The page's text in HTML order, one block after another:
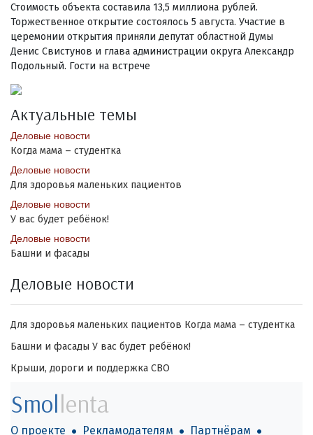
Стоимость объекта составила 13,5 миллиона рублей.
Торжественное открытие состоялось 5 августа. Участие в
церемонии открытия приняли депутат областной Думы
Денис Свистунов и глава администрации округа Александр
Подольный. Гости на встрече
Актуальные темы
Деловые новости
Когда мама – студентка
Деловые новости
Для здоровья маленьких пациентов
Деловые новости
У вас будет ребёнок!
Деловые новости
Башни и фасады
Деловые новости
Для здоровья маленьких пациентов Когда мама – студентка
Башни и фасады У вас будет ребёнок!
Крыши, дороги и поддержка СВО
Smollenta
О проекте Рекламодателям
Партнёрам